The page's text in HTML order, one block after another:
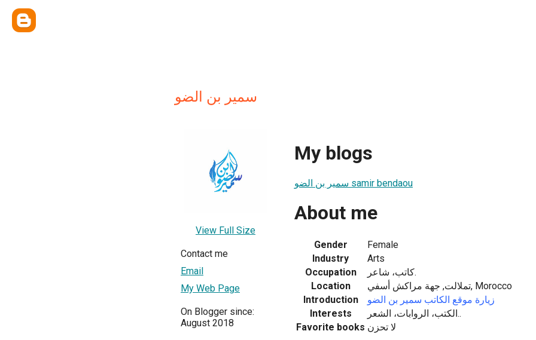
سمير بن الضو
View Full Size
Contact me
Email
My Web Page
On Blogger since:
August 2018
My blogs
سمير بن الضو samir bendaou
About me
Gender
Female
Industry
Arts
Occupation
كاتب، شاعر.
Location
تملالت, جهة مراكش أسفي, Morocco
Introduction
زيارة موقع الكاتب سمير بن الضو
Interests
الكتب، الروابات، الشعر..
Favorite books لا تحزن